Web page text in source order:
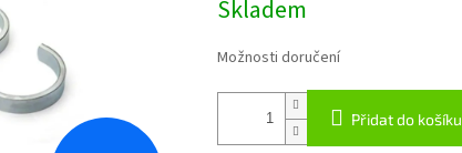
cena:
Skladem
Možnosti doručení
Přidat do košíku